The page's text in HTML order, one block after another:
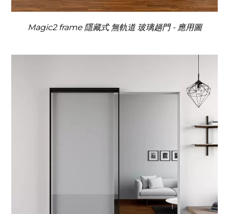
Magic2 frame 隱藏式 無軌道 玻璃趟門 - 應用圖